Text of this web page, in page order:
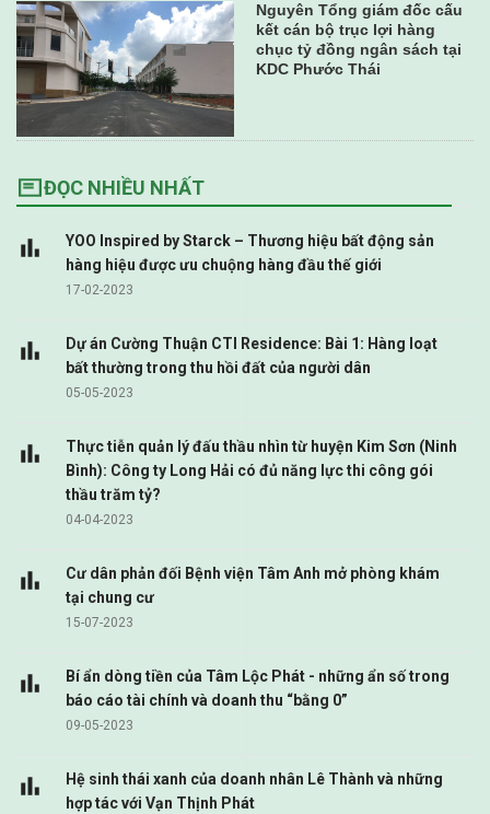
Nguyên Tổng giám đốc cấu
kết cán bộ trục lợi hàng
chục tỷ đồng ngân sách tại
KDC Phước Thái
ĐỌC NHIỀU NHẤT
Cư dân phản đối Bệnh viện Tâm Anh mở phòng khám
tại chung cư
15-07-2023
Bí ẩn dòng tiền của Tâm Lộc Phát - những ẩn số trong
báo cáo tài chính và doanh thu “bằng 0”
09-05-2023
Hệ sinh thái xanh của doanh nhân Lê Thành và những
hợp tác với Vạn Thịnh Phát
YOO Inspired by Starck – Thương hiệu bất động sản
hàng hiệu được ưu chuộng hàng đầu thế giới
17-02-2023
Dự án Cường Thuận CTI Residence: Bài 1: Hàng loạt
bất thường trong thu hồi đất của người dân
05-05-2023
Thực tiễn quản lý đấu thầu nhìn từ huyện Kim Sơn (Ninh
Bình): Công ty Long Hải có đủ năng lực thi công gói
thầu trăm tỷ?
04-04-2023